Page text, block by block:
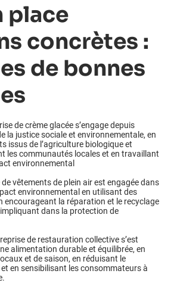
place
concrètes :
de bonnes
de crème glacée s’engage depuis
la justice sociale et environnementale, en
issus de l’agriculture biologique et
les communautés locales et en travaillant
environnemental
de vêtements de plein air est engagée dans
environnemental en utilisant des
encourageant la réparation et le recyclage
dans la protection de
de restauration collective s’est
alimentation durable et équilibrée, en
et de saison, en réduisant le
en sensibilisant les consommateurs à